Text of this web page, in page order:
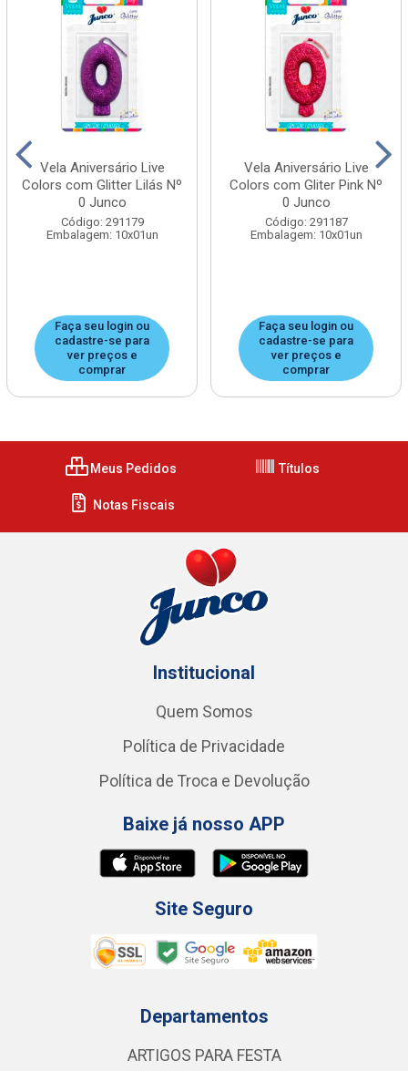
Vela Aniversário Live
Colors com Glitter Lilás Nº
0 Junco
Código: 291179
Embalagem: 10x01un
Faça seu login ou
cadastre-se para
ver preços e
comprar
Vela Aniversário Live
Colors com Gliter Pink Nº
0 Junco
Código: 291187
Embalagem: 10x01un
Faça seu login ou
cadastre-se para
ver preços e
comprar
Meus Pedidos Títulos
Notas Fiscais
Institucional
Quem Somos
Política de Privacidade
Política de Troca e Devolução
Baixe já nosso APP
Site Seguro
Departamentos
ARTIGOS PARA FESTA